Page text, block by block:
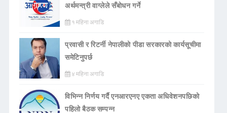
अर्थमन्त्री वाग्लेले सँबोधन गर्ने
१ महिना अगाडि
प्रवासी र रिटर्नी नेपालीको पीडा सरकारको कार्यसूचीमा
समेटिनुपर्छ
४ महिना अगाडि
विभिन्न निर्णय गर्दै एनआरएनए एकता अधिवेशनपछिको
पहिलो बैठक सम्पन्न